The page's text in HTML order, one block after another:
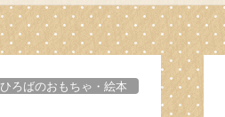
ひろばのおもちゃ・絵本